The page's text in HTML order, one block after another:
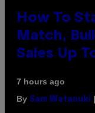
How To
Match,
Sales Up
7 hours ago
By Sam Watanuki